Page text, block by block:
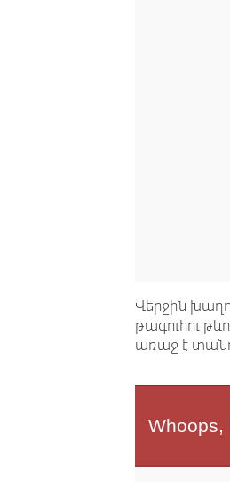
Վերջին
թագուհու
առաջ է